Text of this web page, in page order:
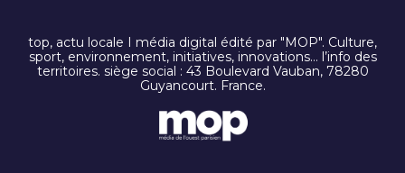
top, actu locale I média digital édité par "MOP". Culture,
sport, environnement, initiatives, innovations… l’info des
territoires. siège social : 43 Boulevard Vauban, 78280
Guyancourt. France.